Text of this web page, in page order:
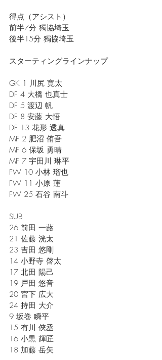
得点（アシスト）
前半7分 獨協埼玉
後半15分 獨協埼玉
スターティングラインナップ
GK 1 川尻 寛太
DF 4 大橋 也真士
DF 5 渡辺 帆
DF 8 安藤 大悟
DF 13 花形 透真
MF 2 肥沼 侑吾
MF 6 保坂 勇晴
MF 7 宇田川 琳平
FW 10 小林 瑠也
FW 11 小原 蓮
FW 25 石谷 南斗
SUB
26 前田 一蕗
21 佐藤 洸太
23 吉田 悠剛
14 小野寺 啓太
17 北田 陽己
19 戸田 悠音
20 宮下 広大
24 持田 大介
9 坂巻 瞬平
15 有川 俠丞
16 小黒 輝匠
18 加藤 岳矢